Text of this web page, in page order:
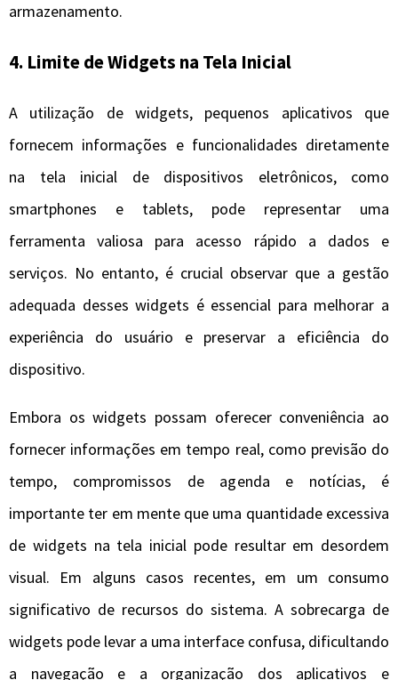
armazenamento.
4. Limite de Widgets na Tela Inicial
A utilização de widgets, pequenos aplicativos que
fornecem informações e funcionalidades diretamente
na tela inicial de dispositivos eletrônicos, como
smartphones e tablets, pode representar uma
ferramenta valiosa para acesso rápido a dados e
serviços. No entanto, é crucial observar que a gestão
adequada desses widgets é essencial para melhorar a
experiência do usuário e preservar a eficiência do
dispositivo.
Embora os widgets possam oferecer conveniência ao
fornecer informações em tempo real, como previsão do
tempo, compromissos de agenda e notícias, é
importante ter em mente que uma quantidade excessiva
de widgets na tela inicial pode resultar em desordem
visual. Em alguns casos recentes, em um consumo
significativo de recursos do sistema. A sobrecarga de
widgets pode levar a uma interface confusa, dificultando
a navegação e a organização dos aplicativos e